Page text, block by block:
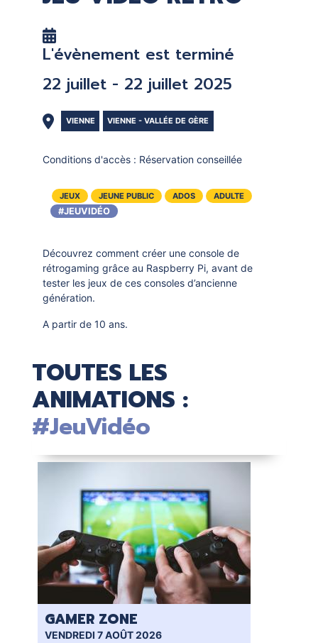
ORDINATEUR
PORTAGE À DOMICILE
TOUS LES SERVICES
DOCUMENTS
PROLONGER - RÉSERVER
EN CAS DE RETARD
MON COMPTE LECTEUR
POUR LES PROS
L'évènement est terminé
22 juillet - 22 juillet 2025
VIENNE VIENNE - VALLÉE DE GÈRE
Conditions d'accès : Réservation conseillée
JEUX JEUNE PUBLIC ADOS ADULTE
#JEUVIDÉO
Découvrez comment créer une console de
rétrogaming grâce au Raspberry Pi, avant de
tester les jeux de ces consoles d’ancienne
génération.
A partir de 10 ans.
TOUTES LES
ANIMATIONS :
#JeuVidéo
GAMER ZONE
VENDREDI 7 AOÛT 2026